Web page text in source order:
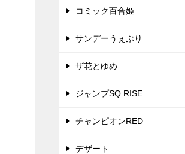
コミック百合姫
サンデーうぇぶり
ザ花とゆめ
ジャンプSQ.RISE
チャンピオンRED
デザート